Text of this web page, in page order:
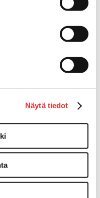
Näytä tiedot
ja silmukkapultit/-
varaosat